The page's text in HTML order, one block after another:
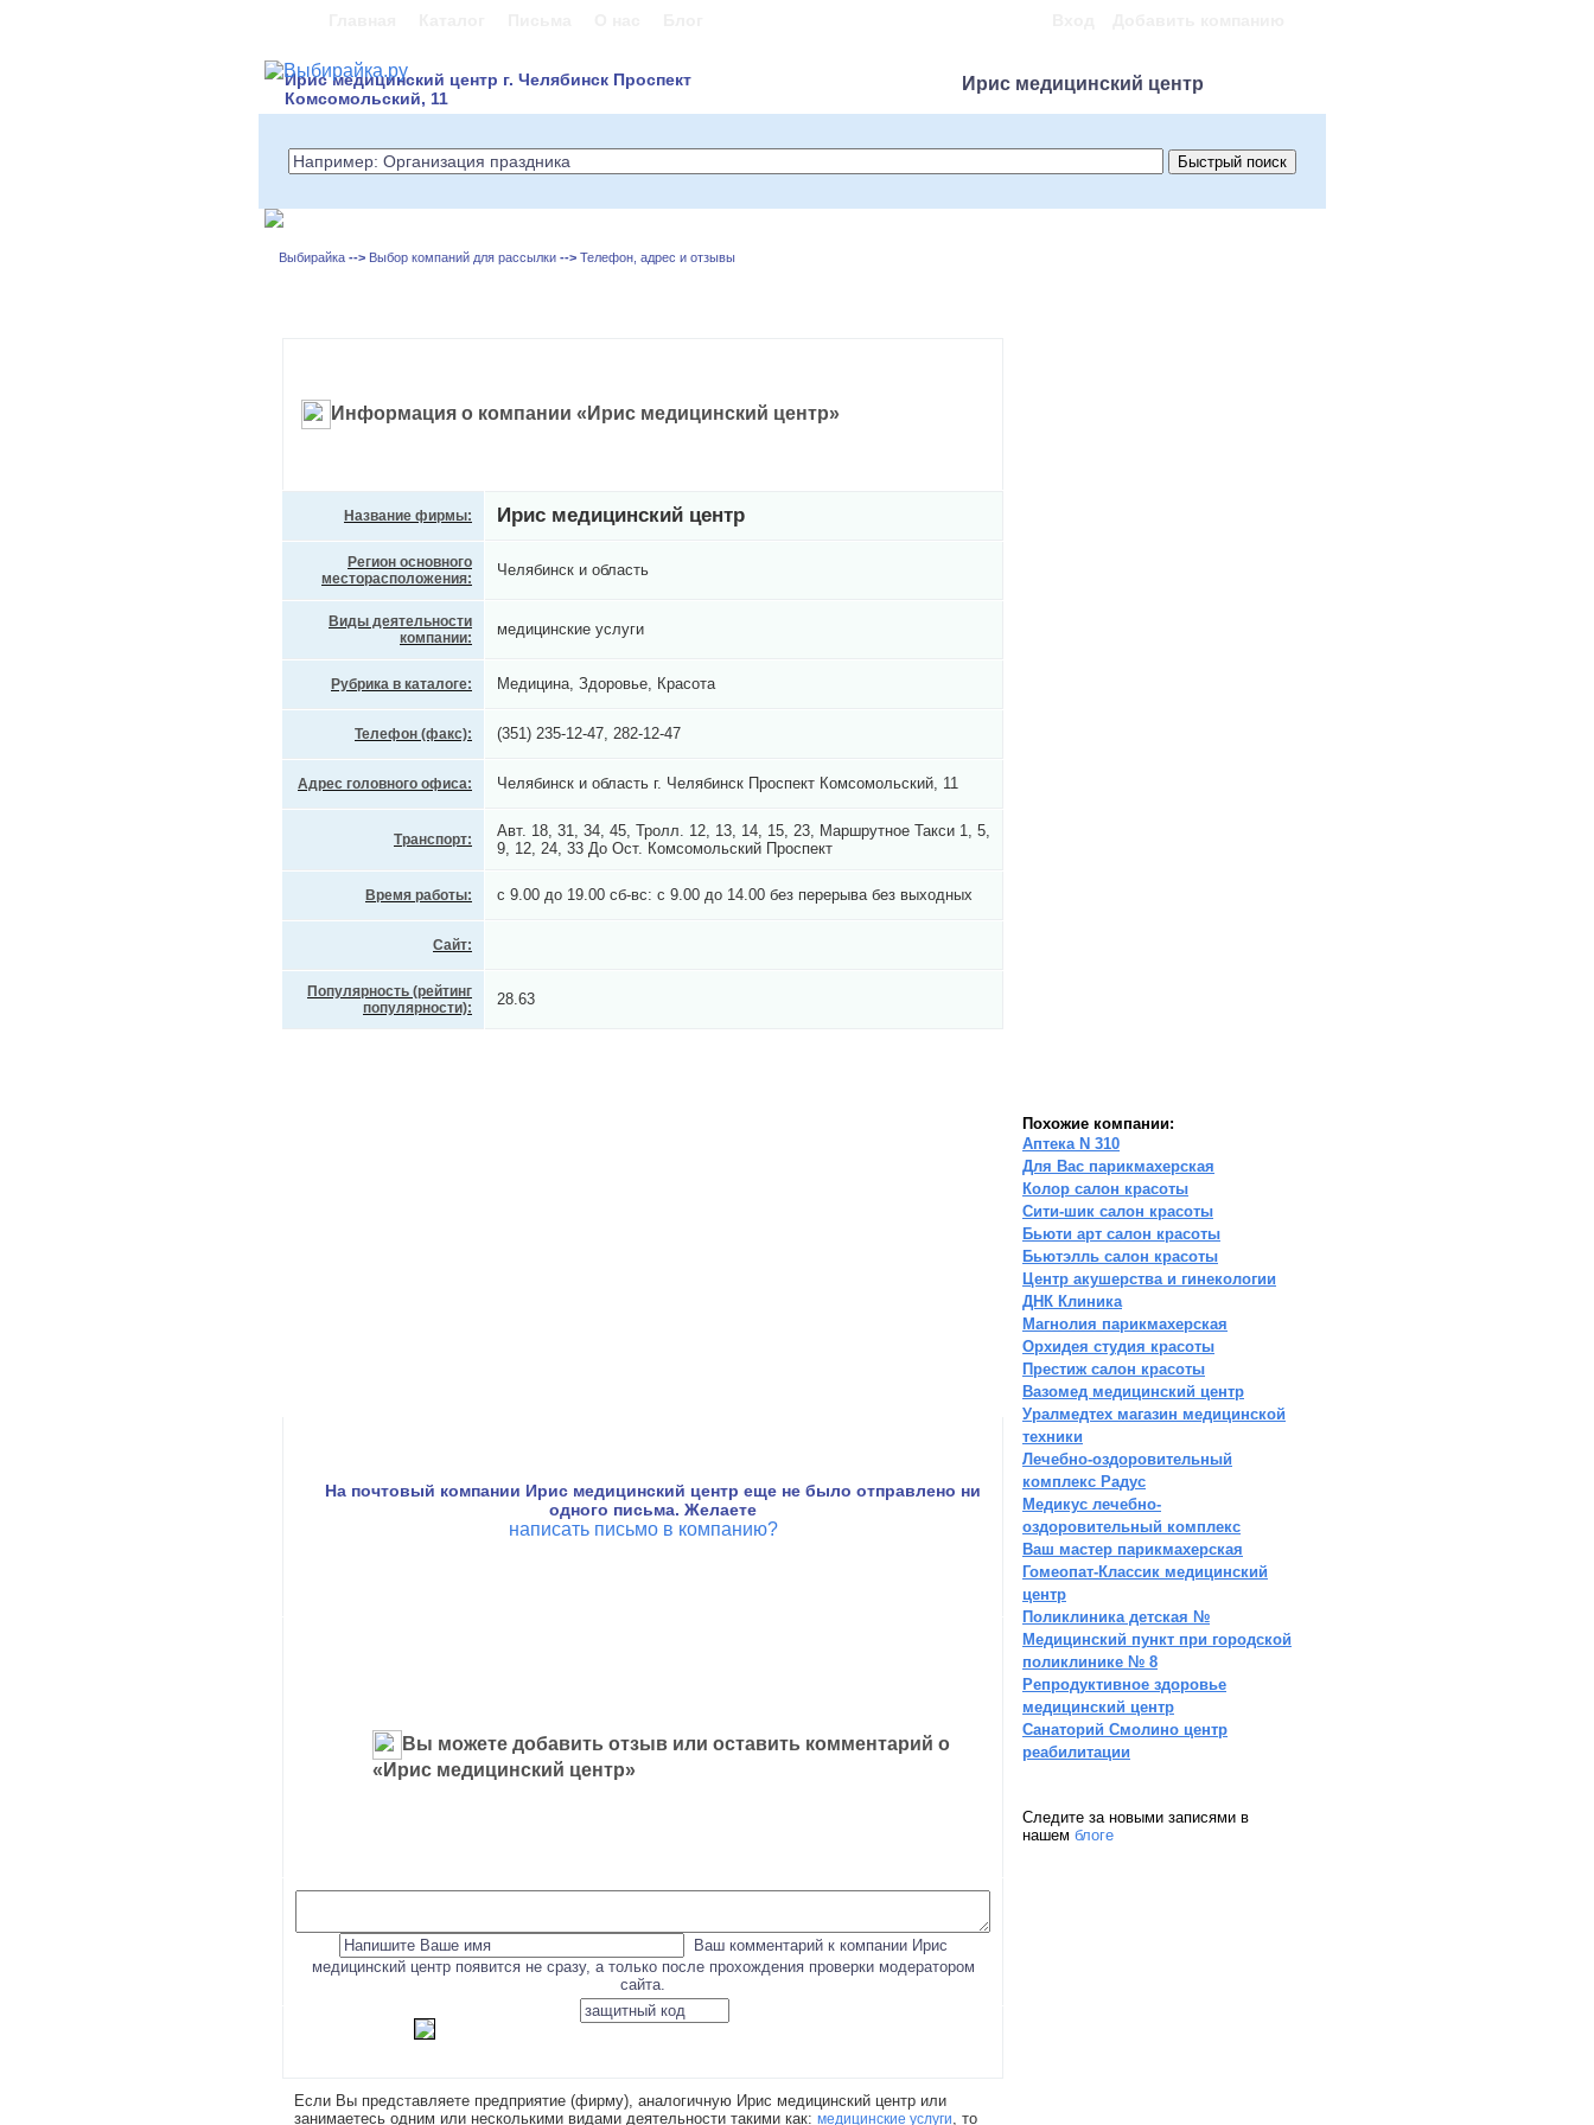
Ирис медицинский центр г. Челябинск Проспект
Комсомольский, 11
Ирис медицинский центр
Выбирайка --> Выбор компаний для рассылки --> Телефон, адрес и отзывы
Информация о компании «Ирис медицинский центр»
Похожие компании:
Аптека N 310
Для Вас парикмахерская
Колор салон красоты
Сити-шик салон красоты
Бьюти арт салон красоты
Бьютэлль салон красоты
Центр акушерства и гинекологии
ДНК Клиника
Магнолия парикмахерская
Орхидея студия красоты
Престиж салон красоты
Вазомед медицинский центр
Уралмедтех магазин медицинской
техники
Лечебно-оздоровительный
комплекс Радус
Медикус лечебно-
оздоровительный комплекс
Ваш мастер парикмахерская
Гомеопат-Классик медицинский
центр
Поликлиника детская №
Медицинский пункт при городской
поликлинике № 8
Репродуктивное здоровье
медицинский центр
Санаторий Смолино центр
реабилитации
Следите за новыми записями в
нашем блоге
Название фирмы: Ирис медицинский центр
Регион основного
месторасположения:
Челябинск и область
Виды деятельности
компании:
медицинские услуги
Рубрика в каталоге: Медицина, Здоровье, Красота
Телефон (факс): (351) 235-12-47, 282-12-47
Адрес головного офиса: Челябинск и область г. Челябинск Проспект Комсомольский, 11
Транспорт:
Авт. 18, 31, 34, 45, Тролл. 12, 13, 14, 15, 23, Маршрутное Такси 1, 5,
9, 12, 24, 33 До Ост. Комсомольский Проспект
Время работы: с 9.00 до 19.00 сб-вс: с 9.00 до 14.00 без перерыва без выходных
Сайт:
Популярность (рейтинг
популярности):
28.63
На почтовый компании Ирис медицинский центр еще не было отправлено ни
одного письма. Желаете
написать письмо в компанию?
Вы можете добавить отзыв или оставить комментарий о
«Ирис медицинский центр»
Ваш комментарий к компании Ирис
медицинский центр появится не сразу, а только после прохождения проверки модератором
сайта.
Если Вы представляете предприятие (фирму), аналогичную Ирис медицинский центр или
занимаетесь одним или несколькими видами деятельности такими как: медицинские услуги, то